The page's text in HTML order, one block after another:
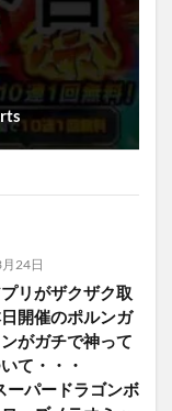
24日
プリがザクザク取
開催のポルンガ
がガチで神って
て・・・
ーパードラゴンボ